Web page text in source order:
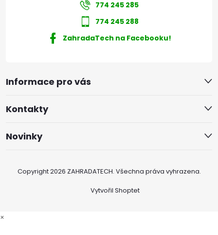
Informace pro vás
Kontakty
Novinky
774 245 285
774 245 288
ZahradaTech na Facebooku!
Vytvořil Shoptet
Copyright 2026 ZAHRADATECH. Všechna práva vyhrazena.
×